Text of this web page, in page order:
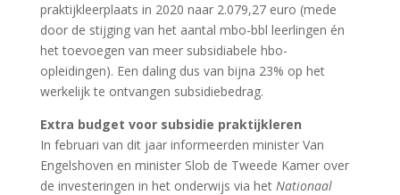
praktijkleerplaats in 2020 naar 2.079,27 euro (mede
door de stijging van het aantal mbo-bbl leerlingen én
het toevoegen van meer subsidiabele hbo-
opleidingen). Een daling dus van bijna 23% op het
werkelijk te ontvangen subsidiebedrag.
Extra budget voor subsidie praktijkleren
In februari van dit jaar informeerden minister Van
Engelshoven en minister Slob de Tweede Kamer over
de investeringen in het onderwijs via het Nationaal